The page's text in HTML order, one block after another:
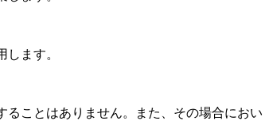
ます。
ことはありません。また、その場合におい